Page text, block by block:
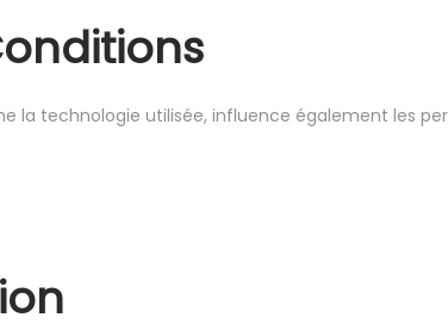
la technologie utilisée, influence également les